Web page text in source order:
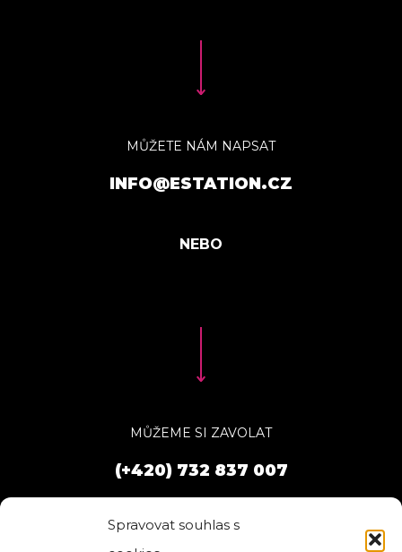
Spravovat souhlas s
MŮŽETE NÁM NAPSAT
INFO@ESTATION.CZ
MŮŽEME SI ZAVOLAT
(+420) 732 837 007